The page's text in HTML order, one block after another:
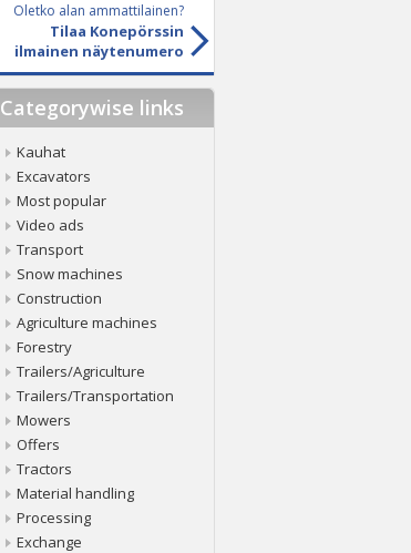
Oletko alan ammattilainen?
Tilaa Konepörssin
ilmainen näytenumero
Categorywise links
Kauhat
Excavators
Most popular
Video ads
Transport
Snow machines
Construction
Agriculture machines
Forestry
Trailers/Agriculture
Trailers/Transportation
Mowers
Offers
Tractors
Material handling
Processing
Exchange